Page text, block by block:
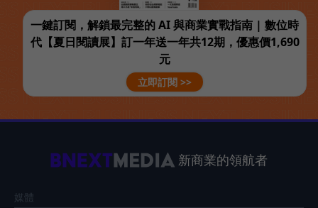
一鍵訂閱，解鎖最完整的 AI 與商業實戰指南 | 數位時
代【夏日閱讀展】訂一年送一年共12期，優惠價1,690
元
立即訂閱 >>
新商業的領航者
媒體